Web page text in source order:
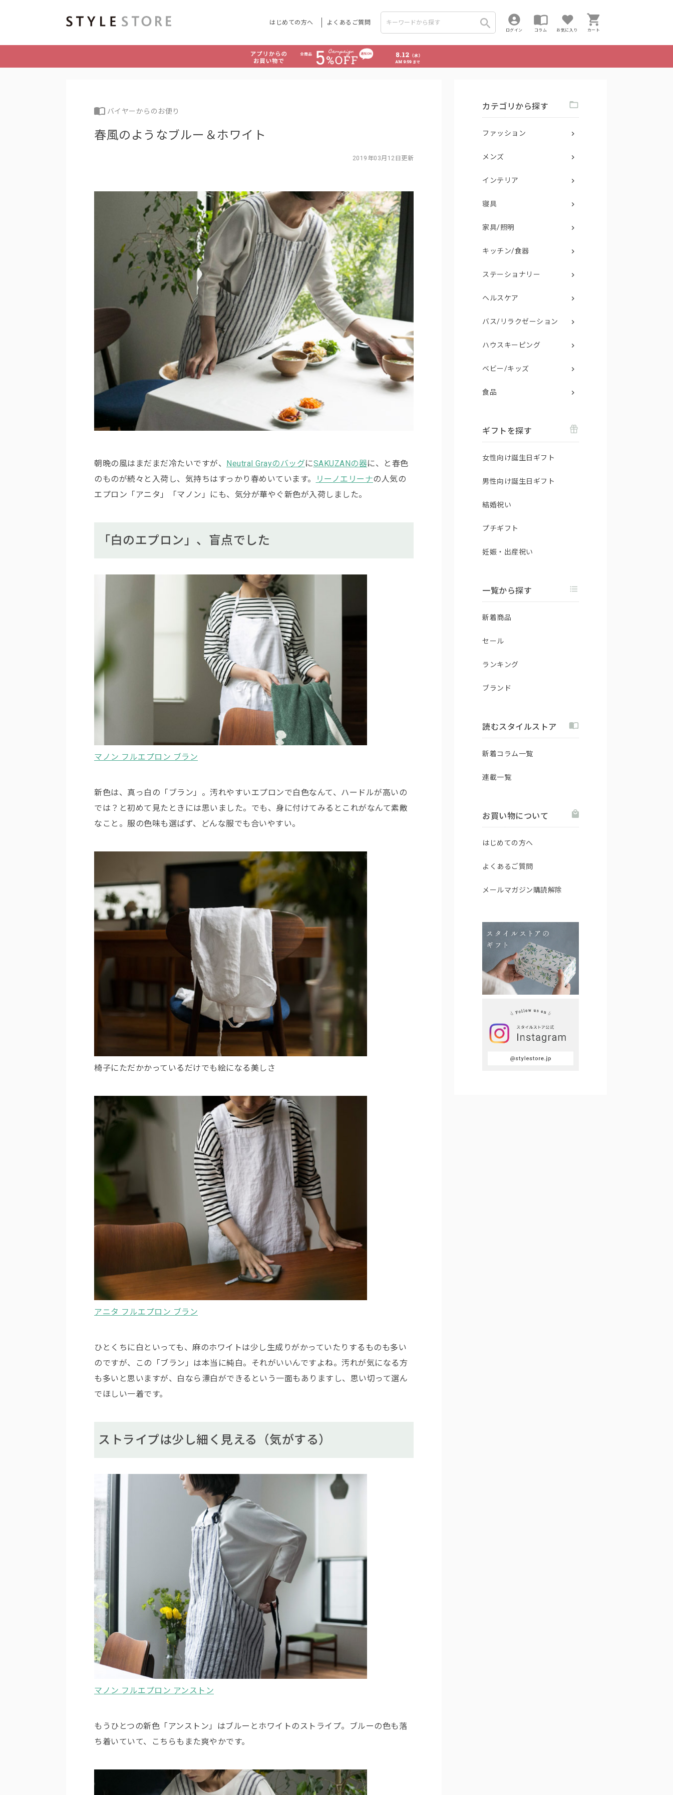
はじめての方へ よくあるご質問
ログイン コラム お気に入り カート
バイヤーからのお便り
春風のようなブルー＆ホワイト
2019年03月12日更新
朝晩の風はまだまだ冷たいですが、 Neutral GrayのバッグにSAKUZANの器に、と春色
のものが続々と入荷し、気持ちはすっかり春めいています。
リーノエリーナの人気の
エプロン「アニタ」「マノン」にも、気分が華やぐ新色が入荷しました。
「白のエプロン」、盲点でした
マノン フルエプロン ブラン
新色は、真っ白の「ブラン」。汚れやすいエプロンで白色なんて、ハードルが高いの
では？と初めて見たときには思いました。でも、身に付けてみるとこれがなんて素敵
なこと。服の色味も選ばず、どんな服でも合いやすい。
椅子にただかかっているだけでも絵になる美しさ
アニタ フルエプロン ブラン
ひとくちに白といっても、麻のホワイトは少し生成りがかっていたりするものも多い
のですが、この「ブラン」は本当に純白。それがいいんですよね。汚れが気になる方
も多いと思いますが、白なら漂白ができるという一面もありますし、思い切って選ん
でほしい一着です。
ストライプは少し細く見える（気がする）
マノン フルエプロン アンストン
もうひとつの新色「アンストン」はブルーとホワイトのストライプ。ブルーの色も落
ち着いていて、こちらもまた爽やかです。
カテゴリから探す
ファッション
メンズ
インテリア
寝具
家具/照明
キッチン/食器
ステーショナリー
ヘルスケア
バス/リラクゼーション
ハウスキーピング
ベビー/キッズ
食品
ギフトを探す
女性向け誕生日ギフト
男性向け誕生日ギフト
結婚祝い
プチギフト
妊娠・出産祝い
一覧から探す
新着商品
セール
ランキング
ブランド
読むスタイルストア
新着コラム一覧
連載一覧
お買い物について
はじめての方へ
よくあるご質問
メールマガジン購読解除